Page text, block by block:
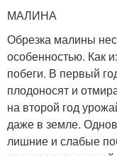
МАЛИНА
Обрезка малины
особенностью. Как
побеги. В первый
плодоносят и
на второй год
даже в земле.
лишние и слабые